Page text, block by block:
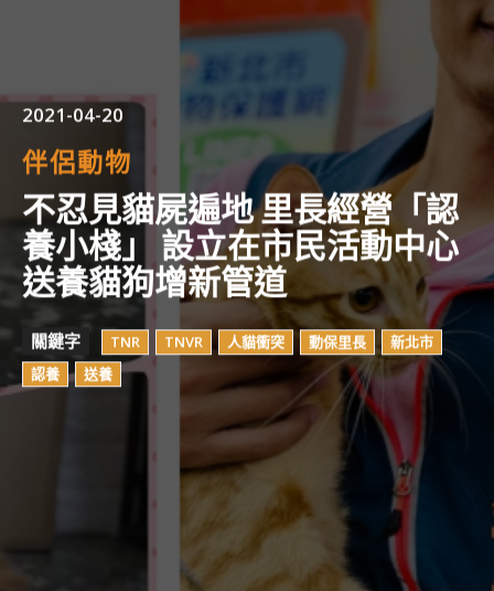
2021-04-20
伴侶動物
不忍見貓屍遍地 里長經營「認
養小棧」 設立在市民活動中心
送養貓狗增新管道
關鍵字 TNR TNVR 人貓衝突 動保里長
新北市
認養
送養